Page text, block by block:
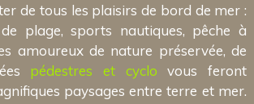
de tous les plaisirs de bord de mer :
plage, sports nautiques, pêche à
amoureux de nature préservée, de
pédestres et cyclo vous feront
paysages entre terre et mer.